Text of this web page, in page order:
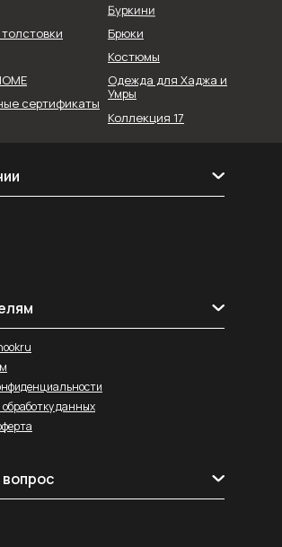
Коллекция 17
Брюки
Буркини
Костюмы
сертификаты
Одежда для Хаджа и
Умры
данных